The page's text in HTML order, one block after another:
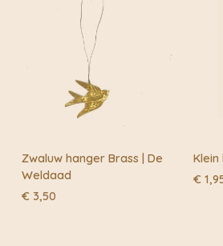
Zwaluw hanger Brass | De
Weldaad
€ 3,50
€